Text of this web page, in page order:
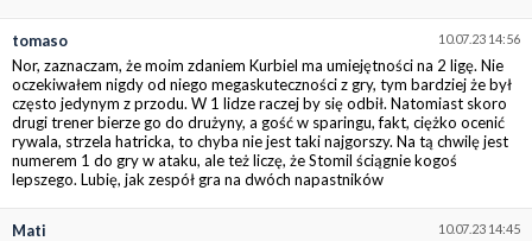
10.07.23 14:56
tomaso
Nor, zaznaczam, że moim zdaniem Kurbiel ma umiejętności na 2 ligę. Nie
oczekiwałem nigdy od niego megaskuteczności z gry, tym bardziej że był
często jedynym z przodu. W 1 lidze raczej by się odbił. Natomiast skoro
drugi trener bierze go do drużyny, a gość w sparingu, fakt, ciężko ocenić
rywala, strzela hatricka, to chyba nie jest taki najgorszy. Na tą chwilę jest
numerem 1 do gry w ataku, ale też liczę, że Stomil ściągnie kogoś
lepszego. Lubię, jak zespół gra na dwóch napastników
10.07.23 14:45
Mati